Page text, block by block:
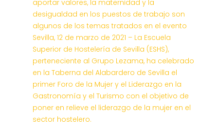
aportar valores, la maternidad y la
desigualdad en los puestos de trabajo son
algunos de los temas tratados en el evento
Sevilla, 12 de marzo de 2021 – La Escuela
Superior de Hostelería de Sevilla (ESHS),
perteneciente al Grupo Lezama, ha celebrado
en la Taberna del Alabardero de Sevilla el
primer Foro de la Mujer y el Liderazgo en la
Gastronomía y el Turismo con el objetivo de
poner en relieve el liderazgo de la mujer en el
sector hostelero.